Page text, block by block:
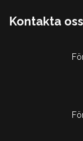
Kontakta oss